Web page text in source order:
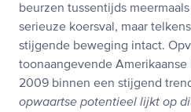
beurzen tussentijds
serieuze koersval, maar
stijgende beweging intact.
toonaangevende Amerikaanse
2009 binnen een stijgend
opwaartse potentieel lijkt op